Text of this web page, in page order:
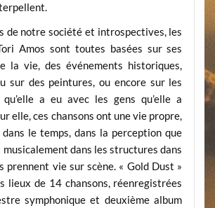
de notre société et introspectives, les
Amos sont toutes basées sur ses
la vie, des événements historiques,
sur des peintures, ou encore sur les
qu’elle a eu avec les gens qu’elle a
elle, ces chansons ont une vie propre,
le temps, dans la perception que
musicalement dans les structures dans
prennent vie sur scène. « Gold Dust »
lieux de 14 chansons, réenregistrées
symphonique et deuxième album